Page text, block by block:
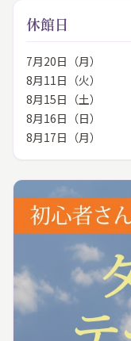
休館日
7月20日（月）
8月11日（火）
8月15日（土）
8月16日（日）
8月17日（月）